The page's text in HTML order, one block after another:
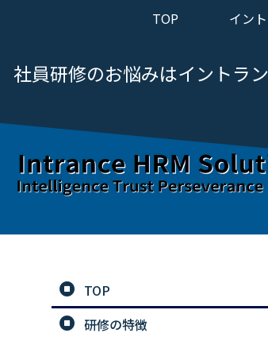
TOP イン
社員研修のお悩みはイントラ
TOP
研修の特徴